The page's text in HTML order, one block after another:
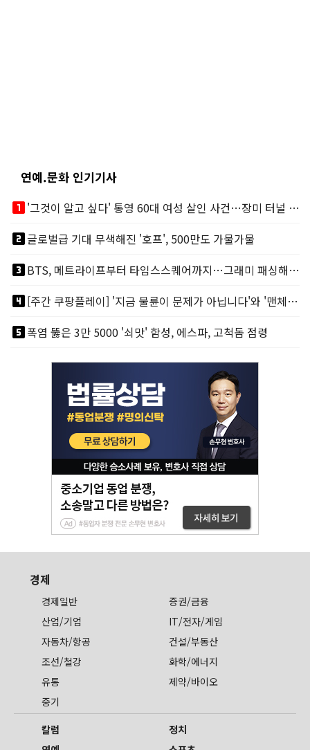
연예.문화 인기기사
looks_one
'그것이 알고 싶다' 통영 60대 여성 살인 사건…장미 터널 아래 킬러, 누구냐 넌?
looks_two글로벌급 기대 무색해진 '호프', 500만도 가물가물
looks_3
BTS, 메트라이프부터 타임스스퀘어까지…그래미 패싱해도 미 대륙 꿀꺽
looks_4
[주간 쿠팡플레이] '지금 불륜이 문제가 아닙니다'와 '맨체스터 시티 VS 아틀레티코 마드리드 빅매치'
looks_5폭염 뚫은 3만 5000 '쇠맛' 함성, 에스파, 고척돔 점령
경제
경제일반
증권/금융
산업/기업
IT/전자/게임
자동차/항공
건설/부동산
조선/철강
화학/에너지
유통
제약/바이오
중기
칼럼
정치